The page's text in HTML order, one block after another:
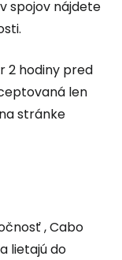
spojov nájdete
2 hodiny pred
len
stránke
, Cabo
lietajú do